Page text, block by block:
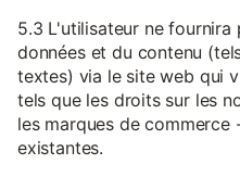
5.3 L'utilisateur ne
données et du contenu
textes) via le site web qui
tels que les droits sur les
les marques de
existantes.